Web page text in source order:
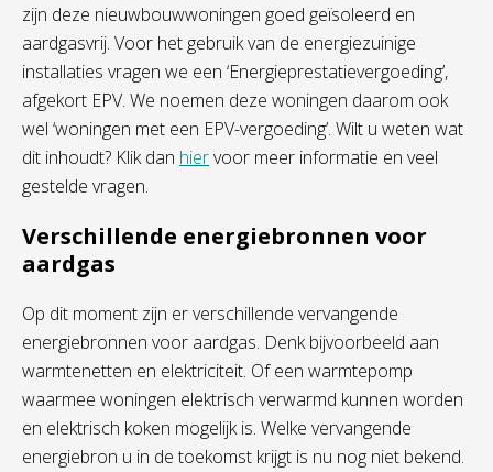
zijn deze nieuwbouwwoningen goed geïsoleerd en
aardgasvrij. Voor het gebruik van de energiezuinige
installaties vragen we een ‘Energieprestatievergoeding’,
afgekort EPV. We noemen deze woningen daarom ook
wel ‘woningen met een EPV-vergoeding’. Wilt u weten wat
dit inhoudt? Klik dan hiervoor meer informatie en veel
gestelde vragen.
Verschillende energiebronnen voor
aardgas
Op dit moment zijn er verschillende vervangende
energiebronnen voor aardgas. Denk bijvoorbeeld aan
warmtenetten en elektriciteit. Of een warmtepomp
waarmee woningen elektrisch verwarmd kunnen worden
en elektrisch koken mogelijk is. Welke vervangende
energiebron u in de toekomst krijgt is nu nog niet bekend.